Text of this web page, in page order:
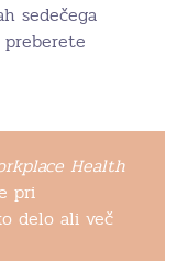
sedečega
Health
pri
delo ali več